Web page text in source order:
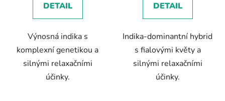
DETAIL
Výnosná indika s
komplexní genetikou a
silnými relaxačními
účinky.
DETAIL
Indika-dominantní hybrid
s fialovými květy a
silnými relaxačními
účinky.